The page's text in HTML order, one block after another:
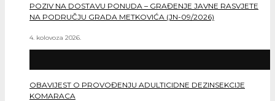
POZIV NA DOSTAVU PONUDA – GRAĐENJE JAVNE RASVJETE
NA PODRUČJU GRADA METKOVIĆA (JN-09/2026)
4. kolovoza 2026.
OBAVIJEST O PROVOĐENJU ADULTICIDNE DEZINSEKCIJE
KOMARACA